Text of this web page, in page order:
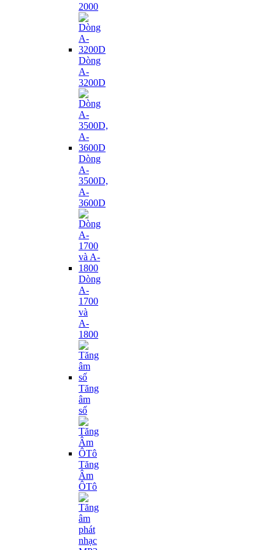
2000
Dòng
A-
3200D
Dòng
A-
3500D,
A-
3600D
Dòng
A-
1700
và
A-
1800
Tăng
âm
số
Tăng
Âm
ÔTô